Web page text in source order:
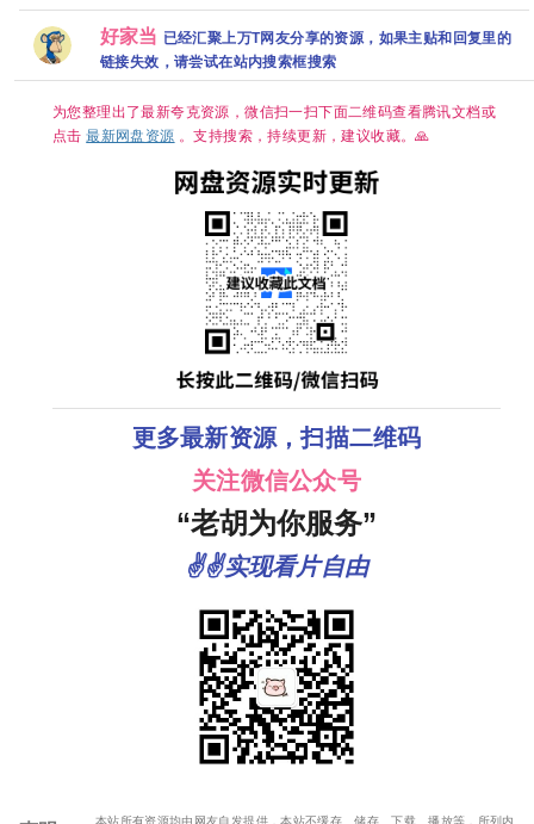
犯罪悬疑 王骁
田曦薇 王传君
已更最新 夸克 【夸克/百度】
动作 【夸克百
度网盘+】
集持续更新】
码】【国语中
字】【单
集/1G】【大
侠 / 古装】
【主演: 杨洋 /
章若楠 / 方逸
4k+1080P国
语中字网盘资
源[0.9GB集]
好家当 已经汇聚上万T网友分享的资源，如果主贴和回复里的
链接失效，请尝试在站内搜索框搜索
为您整理出了最新夸克资源，微信扫一扫下面二维码查看腾讯文档或
点击最新网盘资源 。支持搜索，持续更新，建议收藏。🙏
更多最新资源，扫描二维码
关注微信公众号
“老胡为你服务”
✌✌实现看片自由
本站所有资源均由网友自发提供，本站不缓存、储存、下载、播放等，所列内